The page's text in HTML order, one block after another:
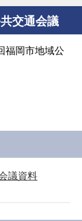
交通会議
福岡市地域公
議資料